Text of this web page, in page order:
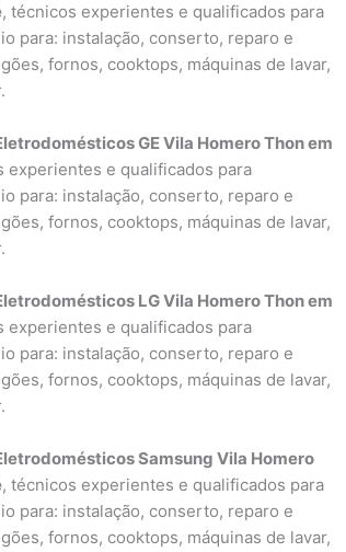
, técnicos experientes e qualificados para
para: instalação, conserto, reparo e
fornos, cooktops, máquinas de lavar,
GE Vila Homero Thon em
experientes e qualificados para
para: instalação, conserto, reparo e
fornos, cooktops, máquinas de lavar,
LG Vila Homero Thon em
experientes e qualificados para
para: instalação, conserto, reparo e
fornos, cooktops, máquinas de lavar,
Samsung Vila Homero
, técnicos experientes e qualificados para
para: instalação, conserto, reparo e
fornos, cooktops, máquinas de lavar,